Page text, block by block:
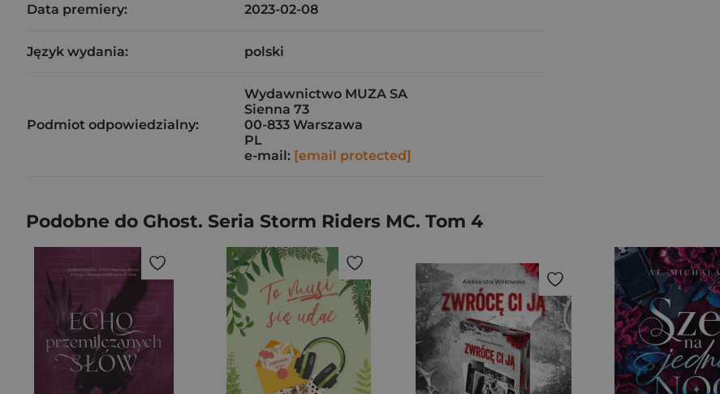
Data premiery: 2023-02-08
Język wydania: polski
Podmiot odpowiedzialny:
Wydawnictwo MUZA SA
Sienna 73
00-833 Warszawa
PL
e-mail: [email protected]
Podobne do Ghost. Seria Storm Riders MC. Tom 4